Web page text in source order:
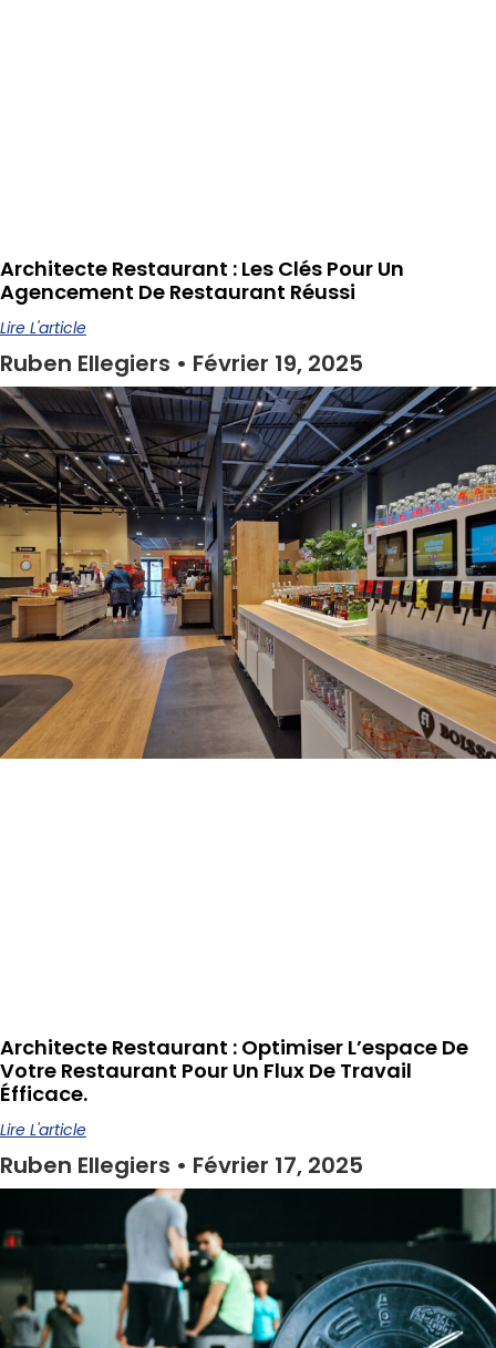
Architecte Restaurant : Les Clés Pour Un
Agencement De Restaurant Réussi
Lire L'article
Ruben Ellegiers Février 19, 2025
Architecte Restaurant : Optimiser L’espace De
Votre Restaurant Pour Un Flux De Travail
Éfficace.
Lire L'article
Ruben Ellegiers Février 17, 2025